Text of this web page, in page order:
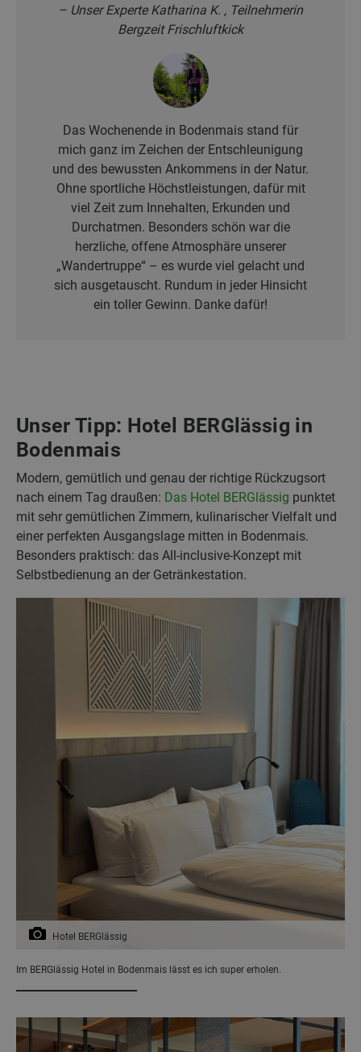
– Unser Experte Katharina K. , Teilnehmerin
Bergzeit Frischluftkick
Das Wochenende in Bodenmais stand für
mich ganz im Zeichen der Entschleunigung
und des bewussten Ankommens in der Natur.
Ohne sportliche Höchstleistungen, dafür mit
viel Zeit zum Innehalten, Erkunden und
Durchatmen. Besonders schön war die
herzliche, offene Atmosphäre unserer
„Wandertruppe“ – es wurde viel gelacht und
sich ausgetauscht. Rundum in jeder Hinsicht
ein toller Gewinn. Danke dafür!
Unser Tipp: Hotel BERGlässig in
Bodenmais
Modern, gemütlich und genau der richtige Rückzugsort
nach einem Tag draußen: Das Hotel BERGlässig punktet
mit sehr gemütlichen Zimmern, kulinarischer Vielfalt und
einer perfekten Ausgangslage mitten in Bodenmais.
Besonders praktisch: das All-inclusive-Konzept mit
Selbstbedienung an der Getränkestation.
Hotel BERGlässig
Im BERGlässig Hotel in Bodenmais lässt es ich super erholen.